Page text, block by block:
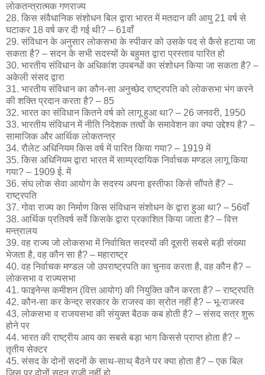
लोकतन्त्रात्मक गणराज्य
28. किस संवैधानिक संशोधन बिल द्वारा भारत में मतदान की आयु 21 वर्ष से
घटाकर 18 वर्ष कर दी गई थी? – 61वाँ
29. संविधान के अनुसार लोकसभा के स्पीकर को उसके पद से कैसे हटाया जा
सकता है? – सदन के सभी सदस्यों के बहुमत द्वारा प्रस्ताव पारित हो
30. भारतीय संविधान के अधिकांश उपबन्धों का संशोधन किया जा सकता है? –
अकेली संसद द्वारा
31. भारतीय संविधान का कौन-सा अनुच्छेद राष्ट्रपति को लोकसभा भंग करने
की शक्ति प्रदान करता है? – 85
32. भारत का संविधान कितने वर्ष को लागू हुआ था? – 26 जनवरी, 1950
33. भारतीय संविधान में नीति निदेशक तत्वों के समावेशन का क्या उद्देश्य है? –
सामाजिक और आर्थिक लोकतन्त्र
34. रौलेट अधिनियम किस वर्ष में पारित किया गया? – 1919 में
35. किस अधिनियम द्वारा भारत में साम्प्रदायिक निर्वाचक मण्डल लागू किया
गया? – 1909 ई. में
36. संघ लोक सेवा आयोग के सदस्य अपना इस्तीफा किसे सौंपते हैं? –
राष्ट्रपति
37. गोवा राज्य का निर्माण किस संविधान संशोधन के द्वारा हुआ था? – 56वाँ
38. आर्थिक प्रतिवर्ष सर्वे किसके द्वारा प्रकाशित किया जाता है? – वित्त
मन्त्रालय
39. वह राज्य जो लोकसभा में निर्वाचित सदस्यों की दूसरी सबसे बड़ी संख्या
भेजता है, वह कौन सा है? – महाराष्ट्र
40. वह निर्वाचक मण्डल जो उपराष्ट्रपति का चुनाव करता है, वह कौन है? –
लोकसभा व राज्यसभा
41. फाइनेन्स कमीशन (वित्त आयोग) की नियुक्ति कौन करता है? – राष्ट्रपति
42. कौन-सा कर केन्द्र सरकार के राजस्व का स्रोत नहीं है? – भू-राजस्व
43. लोकसभा व राजयसभा की संयुक्त बैठक कब होती है? – संसद सत्र शुरू
होने पर
44. भारत की राष्ट्रीय आय का सबसे बड़ा भाग किससे प्राप्त होता है? –
तृतीय सेक्टर
45. संसद के दोनों सदनों के साथ-साथ् बैठने पर क्या होता है? – एक बिल
जिस पर दोनों सदन राजी नहीं हो